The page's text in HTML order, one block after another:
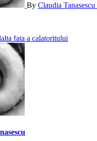
By Claudia Tanasescu
fata a calatoritului